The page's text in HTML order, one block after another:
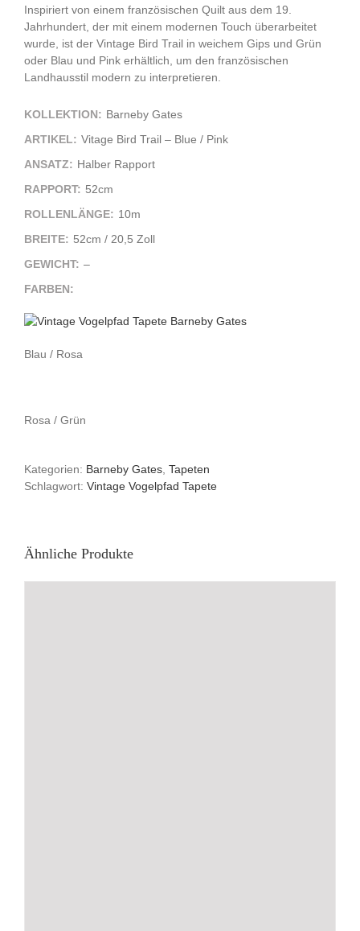
Inspiriert von einem französischen Quilt aus dem 19.
Jahrhundert, der mit einem modernen Touch überarbeitet
wurde, ist der Vintage Bird Trail in weichem Gips und Grün
oder Blau und Pink erhältlich, um den französischen
Landhausstil modern zu interpretieren.
KOLLEKTION: Barneby Gates
ARTIKEL: Vitage Bird Trail – Blue / Pink
ANSATZ: Halber Rapport
RAPPORT: 52cm
ROLLENLÄNGE: 10m
BREITE: 52cm / 20,5 Zoll
GEWICHT: –
FARBEN:
Blau / Rosa
Rosa / Grün
Kategorien: Barneby Gates Tapeten
Schlagwort: Vintage Vogelpfad Tapete
Ähnliche Produkte